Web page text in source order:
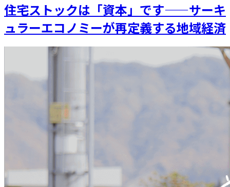
住宅ストックは「資本」です——サーキ
ュラーエコノミーが再定義する地域経済